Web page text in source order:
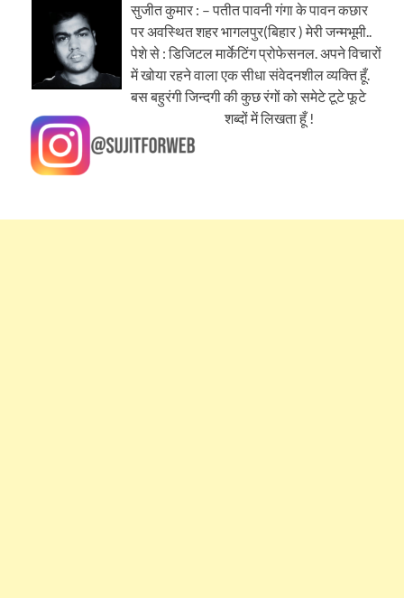
सुजीत कुमार : – पतीत पावनी गंगा के पावन कछार
पर अवस्थित शहर भागलपुर(बिहार ) मेरी जन्मभूमी..
पेशे से : डिजिटल मार्केटिंग प्रोफेसनल. अपने विचारों
में खोया रहने वाला एक सीधा संवेदनशील व्यक्ति हूँ.
बस बहुरंगी जिन्दगी की कुछ रंगों को समेटे टूटे फूटे
शब्दों में लिखता हूँ !